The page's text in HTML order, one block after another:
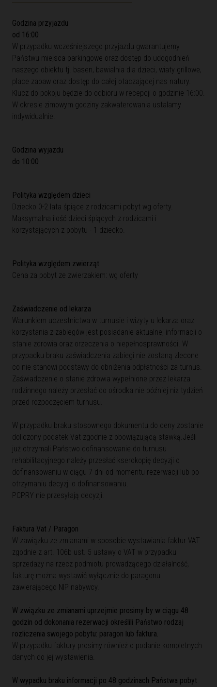
Godzina przyjazdu
od 16:00
W przypadku wcześniejszego przyjazdu gwarantujemy
Państwu miejsca parkingowe oraz dostęp do udogodnień
naszego obiektu tj. basen, bawialnia dla dzieci, wiaty grillowe,
place zabaw oraz dostęp do całej otaczającej nas natury.
Klucz do pokoju będzie do odbioru w recepcji o godzinie 16:00.
W okresie zimowym godziny zakwaterowania ustalamy
indywidualnie.
Godzina wyjazdu
do 10:00
Polityka względem dzieci
Dziecko 0-2 lata śpiące z rodzicami pobyt wg oferty.
Maksymalna ilość dzieci śpiących z rodzicami i
korzystających z pobytu - 1 dziecko.
Polityka względem zwierząt
Cena za pobyt ze zwierzakiem: wg oferty
Zaświadczenie od lekarza
Warunkiem uczestnictwa w turnusie i wizyty u lekarza oraz
korzystania z zabiegów jest posiadanie aktualnej informacji o
stanie zdrowia oraz orzeczenia o niepełnosprawności. W
przypadku braku zaświadczenia zabiegi nie zostaną zlecone
co nie stanowi podstawy do obniżenia odpłatności za turnus.
Zaświadczenie o stanie zdrowia wypełnione przez lekarza
rodzinnego należy przesłać do ośrodka nie później niż tydzień
przed rozpoczęciem turnusu.
W przypadku braku stosownego dokumentu do ceny zostanie
doliczony podatek Vat zgodnie z obowiązującą stawką.Jeśli
już otrzymali Państwo dofinansowanie do turnusu
rehabilitacyjnego należy przesłać kserokopię decyzji o
dofinansowaniu w ciągu 7 dni od momentu rezerwacji lub po
otrzymaniu decyzji o dofinansowaniu.
PCPRY nie przesyłają decyzji.
Faktura Vat / Paragon
W zawiązku ze zmianami w sposobie wystawiania faktur VAT
zgodnie z art. 106b ust. 5 ustawy o VAT w przypadku
sprzedaży na rzecz podmiotu prowadzącego działalność,
fakturę można wystawić wyłącznie do paragonu
zawierającego NIP nabywcy.
W związku ze zmianami uprzejmie prosimy by w ciągu 48
godzin od dokonania rezerwacji określili Państwo rodzaj
rozliczenia swojego pobytu: paragon lub faktura.
W przypadku faktury prosimy również o podanie kompletnych
danych do jej wystawienia.
W wypadku braku informacji po 48 godzinach Państwa pobyt